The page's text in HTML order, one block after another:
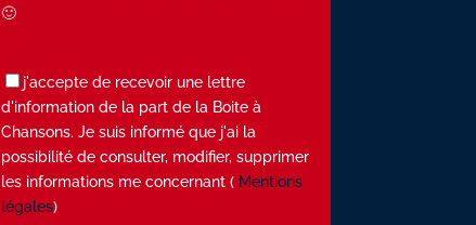
🙂
j'accepte de recevoir une lettre
d'information de la part de la Boite à
Chansons. Je suis informé que j'ai la
possibilité de consulter, modifier, supprimer
les informations me concernant ( Mentions
légales)